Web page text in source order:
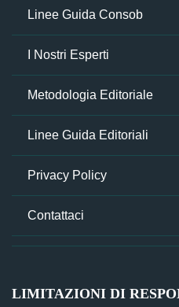
Linee Guida Consob
I Nostri Esperti
Metodologia Editoriale
Linee Guida Editoriali
Privacy Policy
Contattaci
LIMITAZIONI DI